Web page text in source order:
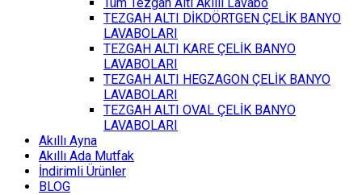
TEZGAH ALTI DİKDÖRTGEN ÇELİK BANYO
LAVABOLARI
TEZGAH ALTI KARE ÇELİK BANYO
LAVABOLARI
TEZGAH ALTI HEGZAGON ÇELİK BANYO
LAVABOLARI
TEZGAH ALTI OVAL ÇELİK BANYO
LAVABOLARI
Akıllı Ayna
Akıllı Ada Mutfak
İndirimli Ürünler
BLOG